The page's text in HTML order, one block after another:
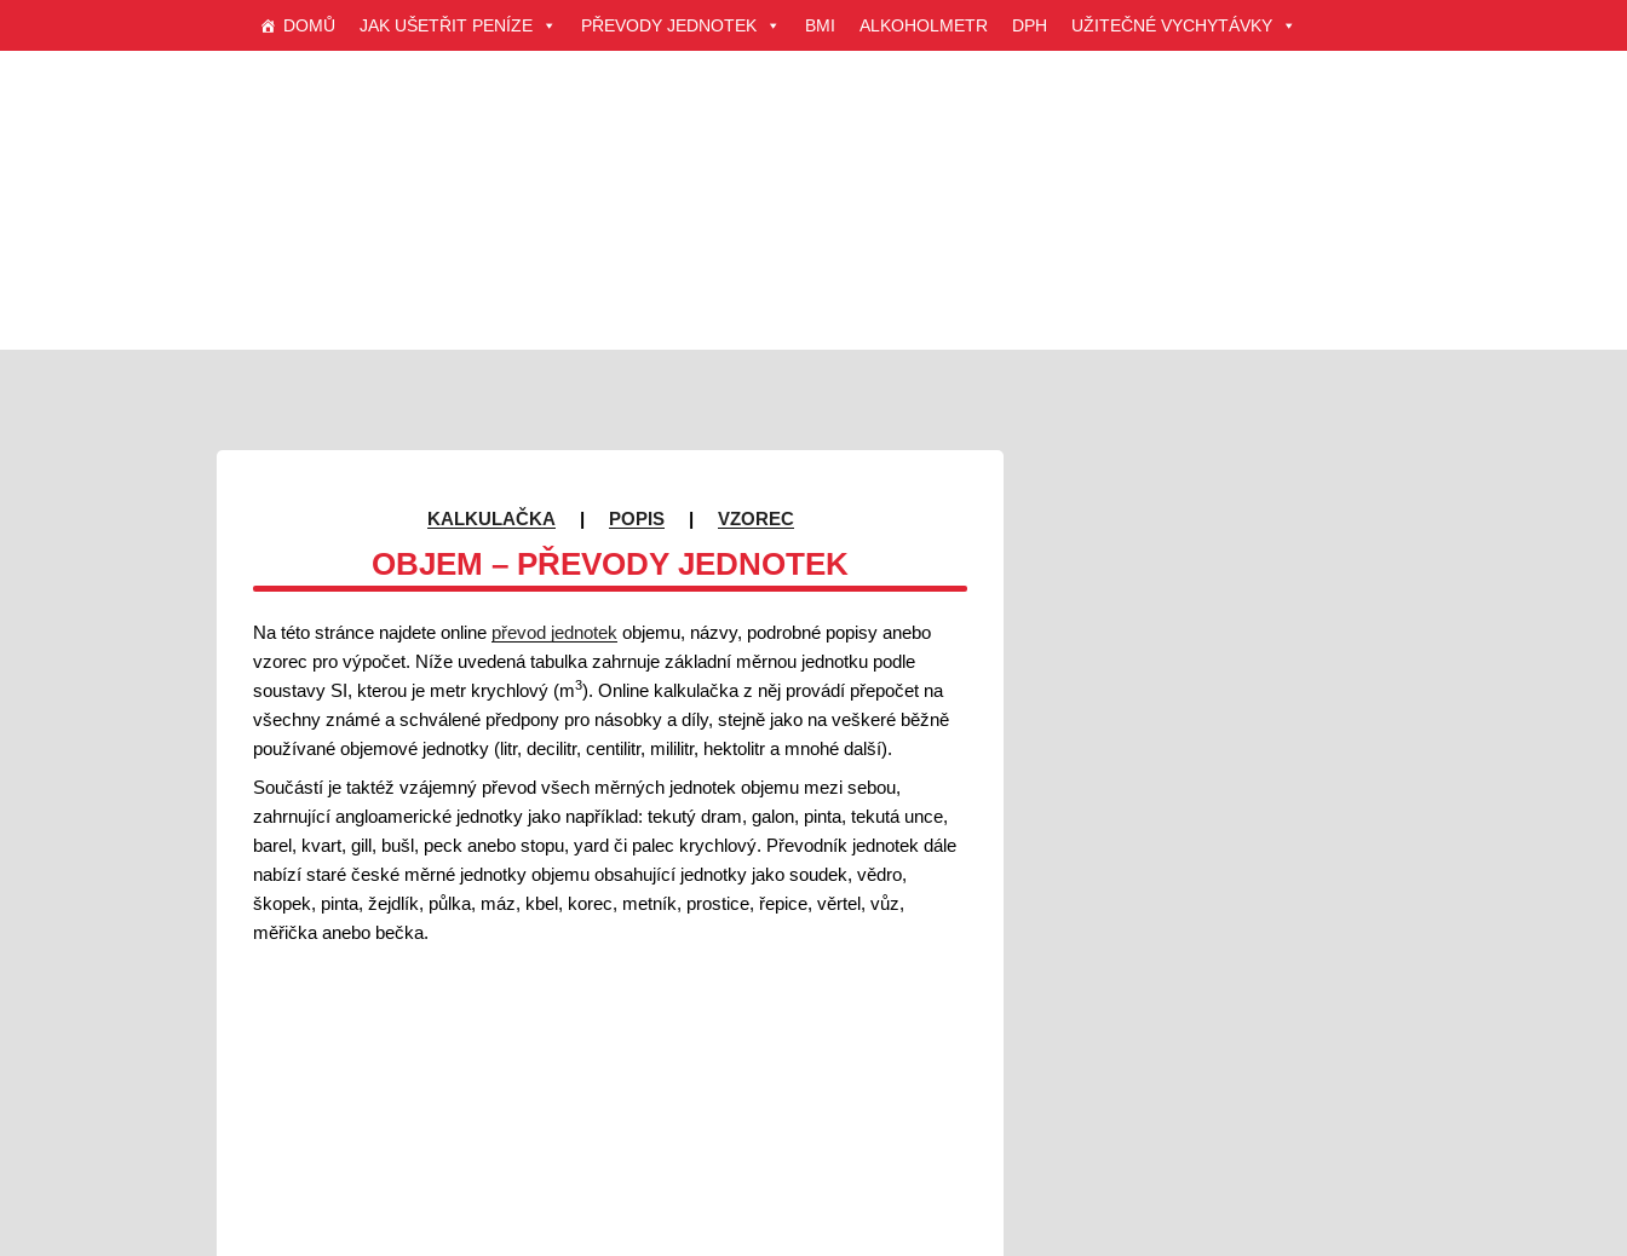
DOMŮ JAK UŠETŘIT PENÍZE PŘEVODY JEDNOTEK BMI ALKOHOLMETR DPH UŽITEČNÉ VYCHYTÁVKY
KALKULAČKA | POPIS| VZOREC
OBJEM – PŘEVODY JEDNOTEK
Na této stránce najdete online převod jednotek objemu, názvy, podrobné popisy anebo
vzorec pro výpočet. Níže uvedená tabulka zahrnuje základní měrnou jednotku podle
soustavy SI, kterou je metr krychlový (m3). Online kalkulačka z něj provádí přepočet na
všechny známé a schválené předpony pro násobky a díly, stejně jako na veškeré běžně
používané objemové jednotky (litr, decilitr, centilitr, mililitr, hektolitr a mnohé další).
Součástí je taktéž vzájemný převod všech měrných jednotek objemu mezi sebou,
zahrnující angloamerické jednotky jako například: tekutý dram, galon, pinta, tekutá unce,
barel, kvart, gill, bušl, peck anebo stopu, yard či palec krychlový. Převodník jednotek dále
nabízí staré české měrné jednotky objemu obsahující jednotky jako soudek, vědro,
škopek, pinta, žejdlík, půlka, máz, kbel, korec, metník, prostice, řepice, věrtel, vůz,
měřička anebo bečka.